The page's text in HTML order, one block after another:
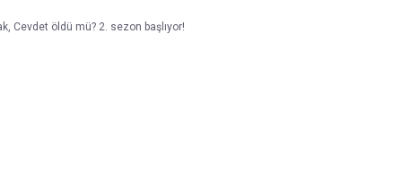
Cevdet öldü mü? 2. sezon başlıyor!